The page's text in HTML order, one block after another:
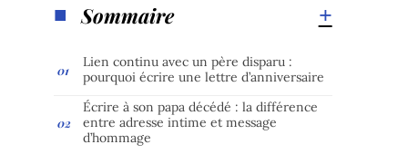
Sommaire
Lien continu avec un père disparu :
pourquoi écrire une lettre d’anniversaire
Écrire à son papa décédé : la différence
entre adresse intime et message
d’hommage